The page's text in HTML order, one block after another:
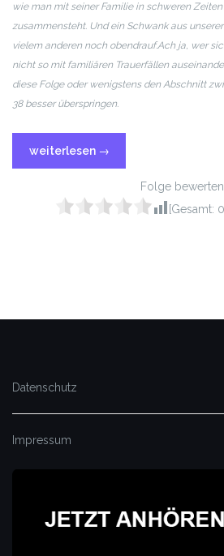
wie man mit seiner Familie in schweren
zusammensteht. Und ein Schwank aus
vielem anderen noch obendrauf.Ach ja, wer
nicht so mit familiären Trauerfällen
diese Folge oder wenigstens den Abschnitt
38 besser überspringen.
weiterlesen →
Folge bewerten
[Gesamt: 0
Datenschutz
Impressum